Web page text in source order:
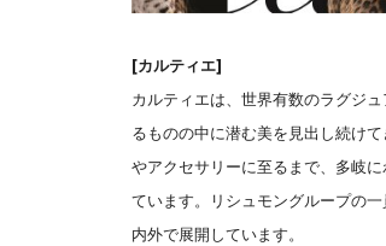
[カルティエ]
カルティエは、世界有数のラグジ
るものの中に潜む美を見出し続け
やアクセサリーに至るまで、多岐
ています。リシュモングループの
内外で展開しています。